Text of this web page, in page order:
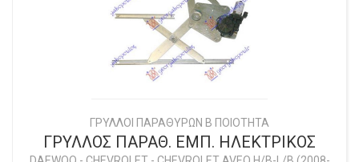
ΓΡΥΛΛΟΙ ΠΑΡΑΘΥΡΩΝ Β ΠΟΙΟΤΗΤΑ
ΓΡΥΛΛΟΣ ΠΑΡΑΘ. ΕΜΠ. ΗΛΕΚΤΡΙΚΟΣ